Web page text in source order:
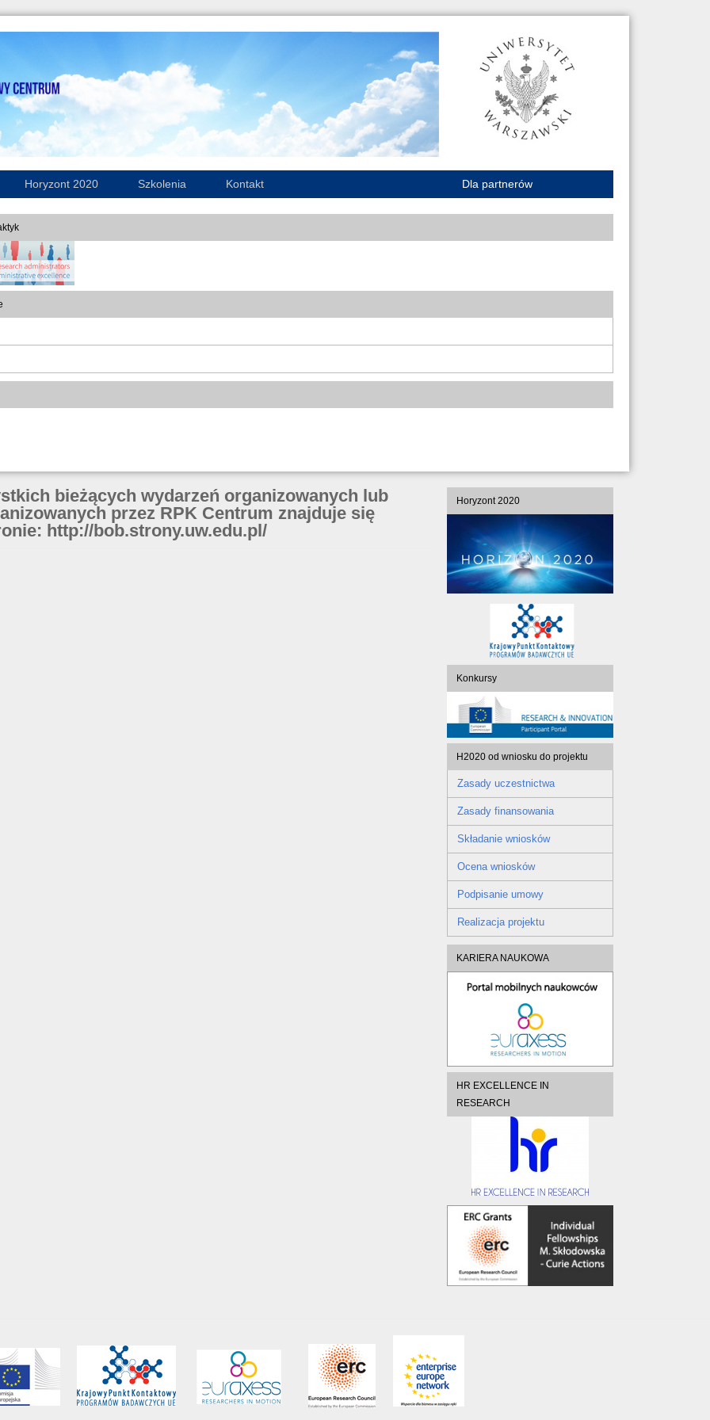
Horyzont 2020 Szkolenia Kontakt Dla partnerów
bieżących wydarzeń organizowanych lub
przez RPK Centrum znajduje się
http://bob.strony.uw.edu.pl/
Horyzont 2020
Konkursy
H2020 od wniosku do projektu
Zasady uczestnictwa
Zasady finansowania
Składanie wniosków
Ocena wniosków
Podpisanie umowy
Realizacja projektu
KARIERA NAUKOWA
HR EXCELLENCE IN
RESEARCH